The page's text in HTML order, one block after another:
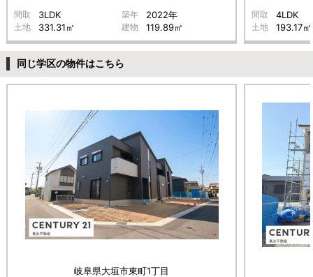
間取 3LDK 築年 2022年
土地 331.31㎡ 建物 119.89㎡
間取 4LDK
土地 193.17㎡
同じ学区の物件はこちら
岐阜県大垣市東町1丁目